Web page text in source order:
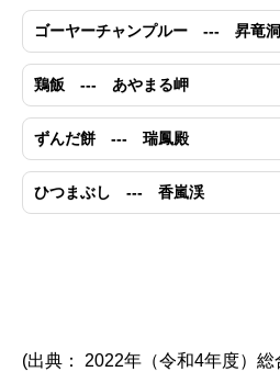
ゴーヤーチャンプルー --- 昇竜洞
鶏飯 --- あやまる岬
ずんだ餅 --- 瑞鳳殿
ひつまぶし --- 香嵐渓
(出典： 2022年（令和4年度）総